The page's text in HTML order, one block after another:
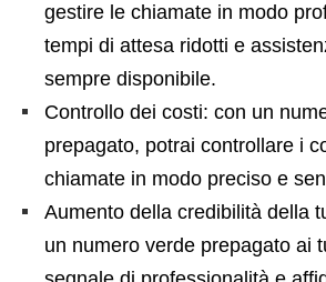
gestire le chiamate in modo
tempi di attesa ridotti e
sempre disponibile.
Controllo dei costi: con un
prepagato, potrai controllare i
chiamate in modo preciso e
Aumento della credibilità della
un numero verde prepagato ai